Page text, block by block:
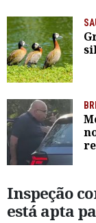
Inspeção
está apta